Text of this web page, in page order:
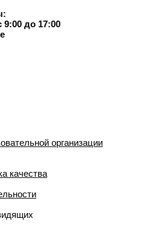
9:00 до 17:00
организации
качества